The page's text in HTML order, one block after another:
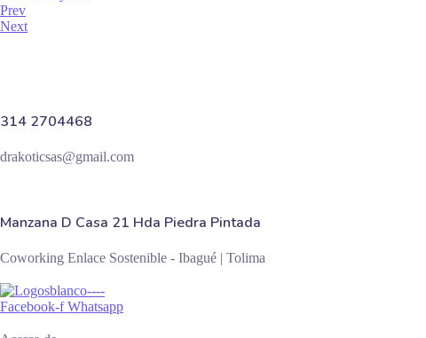
Prev
Next
314 2704468
drakoticsas@gmail.com
Manzana D Casa 21 Hda Piedra Pintada
Coworking Enlace Sostenible - Ibagué | Tolima
Facebook-f Whatsapp